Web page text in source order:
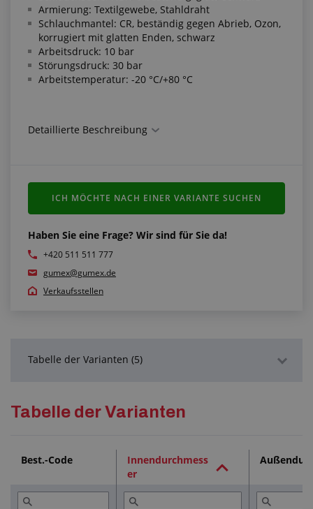
Armierung: Textilgewebe, Stahldraht
Schlauchmantel: CR, beständig gegen Abrieb, Ozon,
korrugiert mit glatten Enden, schwarz
Arbeitsdruck: 10 bar
Störungsdruck: 30 bar
Arbeitstemperatur: -20 °C/+80 °C
Detaillierte Beschreibung
Haben Sie eine Frage? Wir sind für Sie da!
+420 511 511 777
gumex@gumex.de
Verkaufsstellen
ICH MÖCHTE NACH EINER VARIANTE SUCHEN
Tabelle der Varianten (5)
Tabelle der Varianten
Best.-Code
Innendurchmess
er